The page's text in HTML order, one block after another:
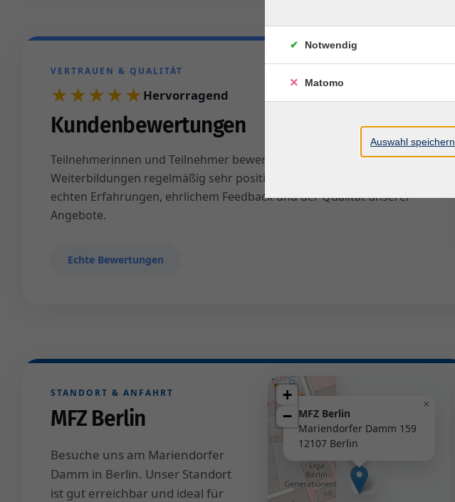
VERTRAUEN & QUALITÄT
★★★★★Hervorragend
Kundenbewertungen
Teilnehmerinnen und Teilnehmer bewerten unsere Fort- und
Weiterbildungen regelmäßig sehr positiv. Überzeuge dich selbst von
echten Erfahrungen, ehrlichem Feedback und der Qualität unserer
Angebote.
Echte Bewertungen
STANDORT & ANFAHRT
MFZ Berlin
Besuche uns am Mariendorfer
Damm in Berlin. Unser Standort
ist gut erreichbar und ideal für
MFZ Berlin
Mariendorfer Damm 159
12107 Berlin
×
+
−
Notwendig
Matomo
Auswahl speichern